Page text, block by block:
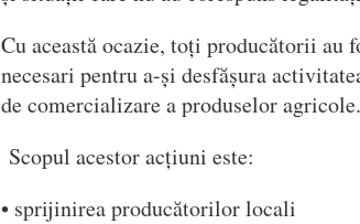
Cu această ocazie, toți producătorii
necesari pentru a-și desfășura
de comercializare a produselor agricole.
Scopul acestor acțiuni este:
• sprijinirea producătorilor locali